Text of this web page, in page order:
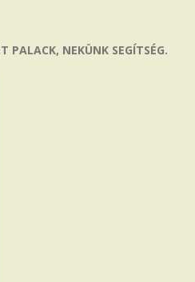
PALACK, NEKÜNK SEGÍTSÉG.